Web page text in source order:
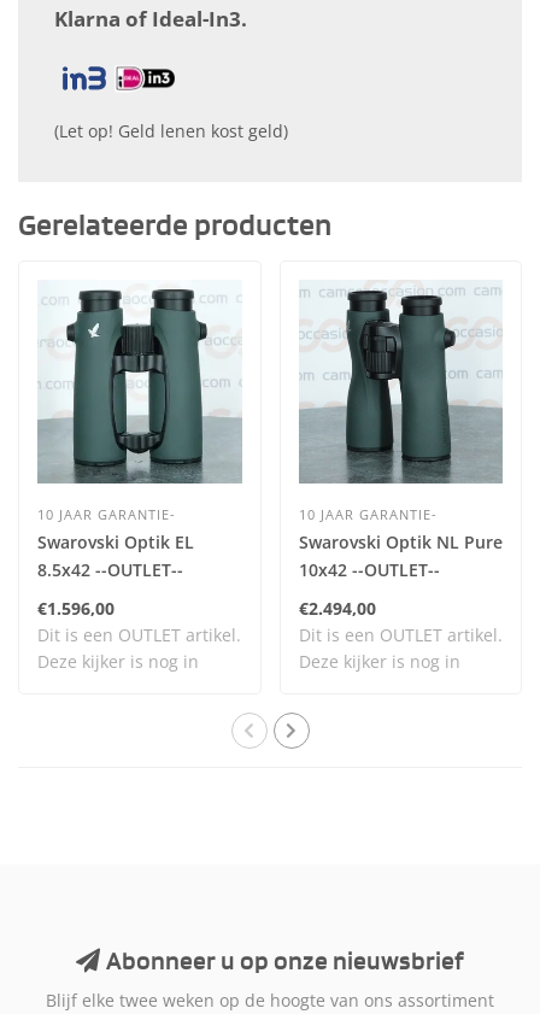
Klarna of Ideal-In3.
(Let op! Geld lenen kost geld)
Gerelateerde producten
10 JAAR GARANTIE-
Swarovski Optik EL
8.5x42 --OUTLET--
€1.596,00
Dit is een OUTLET artikel.
Deze kijker is nog in
10 JAAR GARANTIE-
Swarovski Optik NL Pure
10x42 --OUTLET--
€2.494,00
Dit is een OUTLET artikel.
Deze kijker is nog in
Abonneer u op onze nieuwsbrief
Blijf elke twee weken op de hoogte van ons assortiment